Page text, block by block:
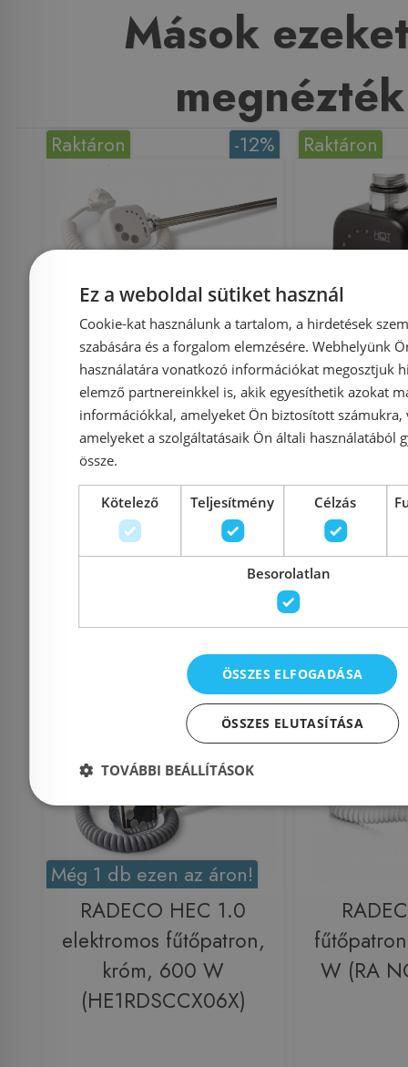
Mások
megnézték
Bemutatóteremben
kiállítva
-12%
Raktáron
RADECO HEC 1.0
elektromos fűtőpatron,
fehér, 600 W
(HE1RDSCWX06X)
Azonosító: 163397
Cikkszám: HE1RDSCWX06X
30 824 Ft
Raktáron
Még 2 db
Cikkszám:
35 027 Ft
-21%
Még 1 db ezen az áron!
RADECO HEC 1.0
elektromos fűtőpatron,
króm, 600 W
(HE1RDSCCX06X)
Raktáron
W (RA
Ez a weboldal sütiket használ
Cookie-kat használunk a tartalom, a hirdetések
szabására és a forgalom elemzésére. Webhelyünk
használatára vonatkozó információkat megosztjuk
elemző partnereinkkel is, akik egyesíthetik azokat
információkkal, amelyeket Ön biztosított számukra,
amelyeket a szolgáltatásaik Ön általi használatából
össze.
Kötelező Teljesítmény Célzás
Besorolatlan
ÖSSZES ELFOGADÁSA
ÖSSZES ELUTASÍTÁSA
TOVÁBBI BEÁLLÍTÁSOK